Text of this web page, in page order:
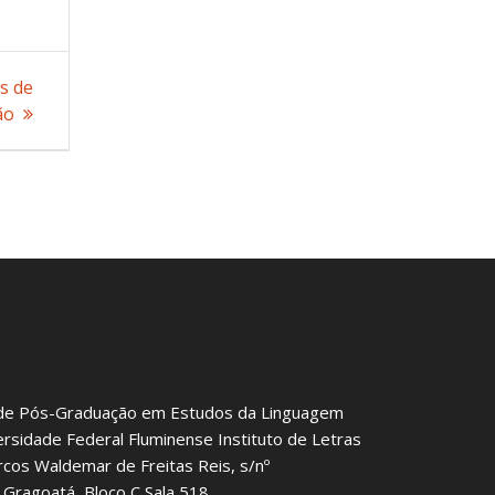
de
Pós-Graduação em Estudos da Linguagem
Federal Fluminense Instituto de Letras
Waldemar de Freitas Reis, s/nº